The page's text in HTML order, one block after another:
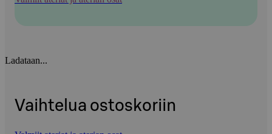
Ladataan...
Vaihtelua ostoskoriin